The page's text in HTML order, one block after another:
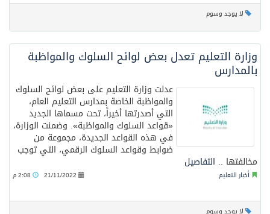
لا يوجد وسوم
وزارة التعليم تعدل بعض لوائح السلوك والمواظبة
بالمدارس
عدلت وزارة التعليم على بعض لوائح السلوك
والمواظبة الخاصة بمدارس التعليم العام،
التي أصدرتها أخيراً، تحت مسماها الجديد
«قواعد السلوك والمواظبة». وضمنت الوزارة،
في هذه القواعد الجديدة، مجموعة من
ضوابط وقواعد السلوك الرقمي، التي توجب
مخالفتها .. التفاصيل
أخبار التعليم 21/11/2022
لا يوجد وسوم